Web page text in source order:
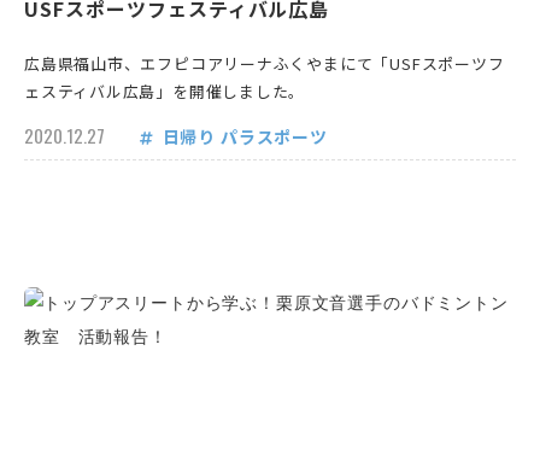
USFスポーツフェスティバル広島
広島県福山市、エフピコアリーナふくやまにて「USFスポーツフ
ェスティバル広島」を開催しました。
2020.12.27 日帰り パラスポーツ